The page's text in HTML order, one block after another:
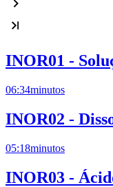
INOR01 -
06:34minutos
INOR02 -
05:18minutos
INOR03 -